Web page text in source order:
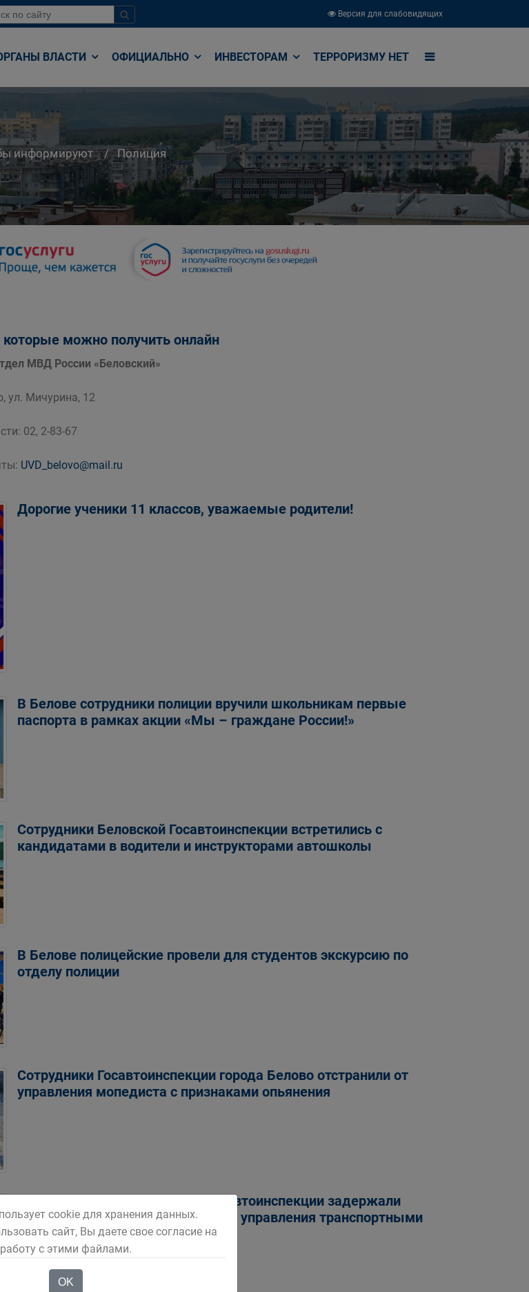
Версия для слабовидящих
ВЛАСТИ ОФИЦИАЛЬНО ИНВЕСТОРАМ ТЕРРОРИЗМУ НЕТ
информируют Полиция
которые можно получить онлайн
МВД России «Беловский»
ул. Мичурина, 12
02, 2-83-67
UVD_belovo@mail.ru
Дорогие ученики 11 классов, уважаемые родители!
В Белове сотрудники полиции вручили школьникам первые
паспорта в рамках акции «Мы – граждане России!»
Сотрудники Беловской Госавтоинспекции встретились с
кандидатами в водители и инструкторами автошколы
В Белове полицейские провели для студентов экскурсию по
отделу полиции
Сотрудники Госавтоинспекции города Белово отстранили от
управления мопедиста с признаками опьянения
В городе Белово сотрудники Госавтоинспекции задержали
водителя, ранее лишённого права управления транспортными
средствами
cookie для хранения данных.
сайт, Вы даете свое согласие на
работу с этими файлами.
OK